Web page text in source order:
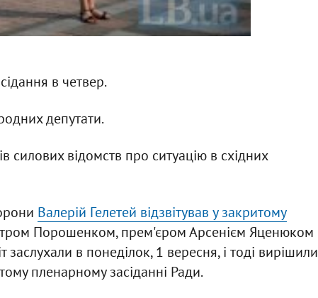
в четвер.
депутати.
силових відомств про ситуацію в східних
Валерій Гелетей відзвітував у закритому
Порошенком, прем'єром Арсенієм Яценюком
заслухали в понеділок, 1 вересня, і тоді вирішили
пленарному засіданні Ради.